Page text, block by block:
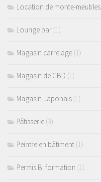
Location de monte-meubles
Lounge bar (1)
Magasin carrelage (1)
Magasin de CBD (1)
Magasin Japonais (1)
Pâtisserie (3)
Peintre en bâtiment (1)
Permis B: formation (1)